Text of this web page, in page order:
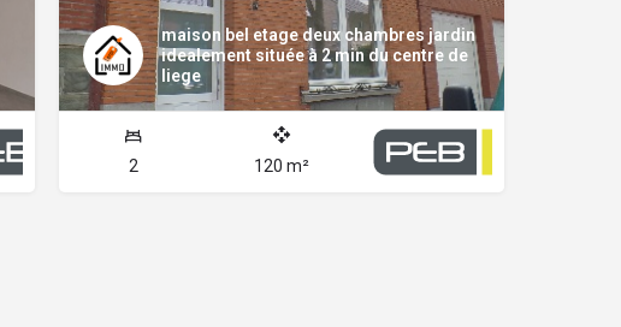
maison bel etage deux chambres jardin
idealement située à 2 min du centre de
liege
2 120 m²